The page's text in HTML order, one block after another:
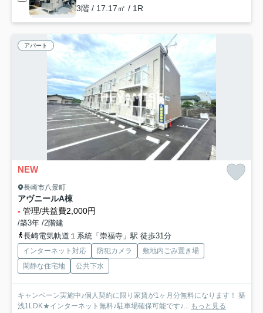
3階 / 17.17㎡ / 1R
アパート
NEW
長崎市八景町
アヴニールA棟
- 管理/共益費2,000円
/築3年 /2階建
長崎電気軌道１系統「崇福寺」駅 徒歩31分
インターネット対応 防犯カメラ
敷地内ごみ置き場
閑静な住宅地
公共下水
キャンペーン実施中♪個人契約に限り家賃が1ヶ月分無料になります！ 築
浅1LDK★インターネット無料♪駐車場確保可能です♪... もっと見る